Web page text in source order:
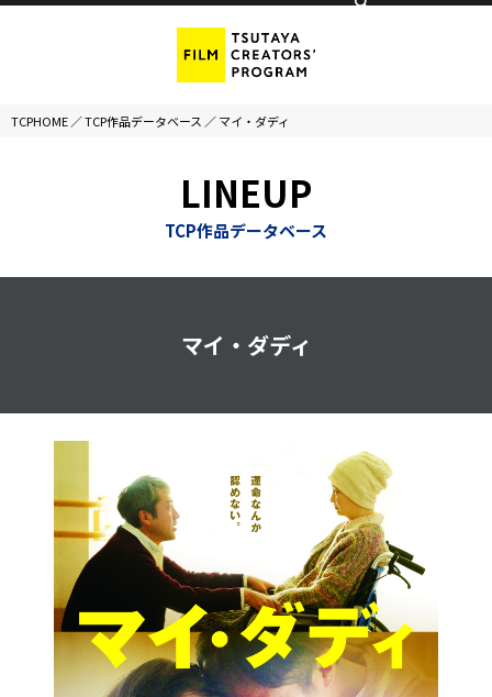
TCPHOME ／TCP作品データベース ／マイ・ダディ
LINEUP
TCP作品データベース
マイ・ダディ